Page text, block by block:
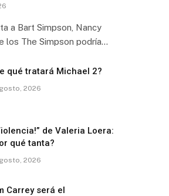
a Bart Simpson, Nancy
los The Simpson podría…
qué tratará Michael 2?
2026
de Valeria Loera:
qué tanta?
2026
Carrey será el